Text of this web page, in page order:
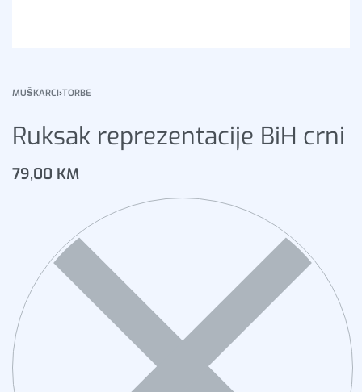
MUŠKARCI›TORBE
Ruksak reprezentacije BiH crni
79,00 KM